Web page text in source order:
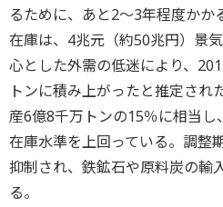
るために、あと2～3年程度かか
在庫は、4兆元（約50兆円）景
心とした外需の低迷により、
トンに積み上がったと推定され
産6億8千万トンの15％に相当
在庫水準を上回っている。調整
抑制され、鉄鉱石や原料炭の輸
る。